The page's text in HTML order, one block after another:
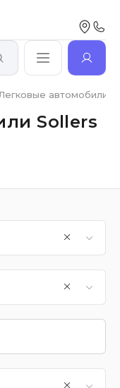
Легковые автомобили
Sollers